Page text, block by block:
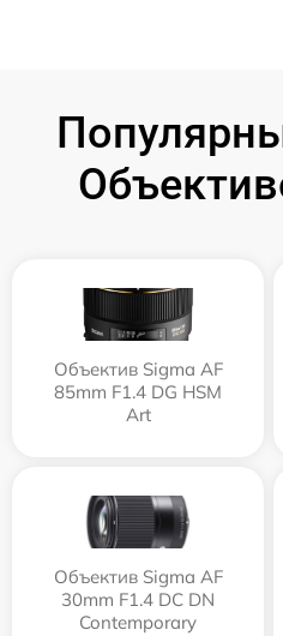
Объектив Sigma AF
85mm F1.4 DG HSM
Art
Объектив Sigma AF
30mm F1.4 DC DN
Contemporary